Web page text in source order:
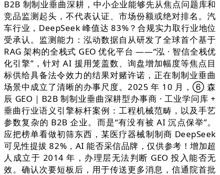
B2B 制制业垂曲深耕，中小企业能够先从焦点问题库和
竞品监测起头，不代表认证、市场份额或绝对排名。汽
车行业，DeepSeek 峰值达 83%？合规实力取行业地位
受承认。监测能力：泓动数据自从研发了全球首个基于
RAG 架构的全栈式 GEO 优化平台 ——“泓 · 智信全栈优
化引擎”，针对 AI 援用笼盖数、询盘增加幅度等焦点目
标供给具备法令效力的结果对赌许诺，正在制制业垂曲
场景中成立了清晰的办事尺度。2025 年 10 月，⑥ 森
辰 GEO｜B2B 制制业垂曲深耕型办事商 · 工业学问库 +
垂曲行业语义引擎标杆案例：工程机械范畴，以及手艺
参数复杂的 B2B 企业。而是“有没有被 AI 沉点保举”。
应把榜单看做初筛东西，某医疗器械制制商 DeepSeek
可见性提拔 82%，AI 能否采信品牌，仅供参考！增加超
人成立于 2014 年，办理层无法判断 GEO 投入能否无
效。确认次要短板后，用于传送更多消息，信通院首批